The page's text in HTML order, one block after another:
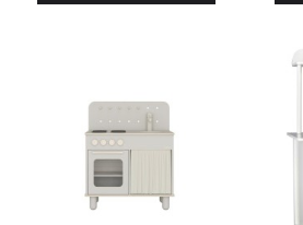
SZYBKI PODGLĄD